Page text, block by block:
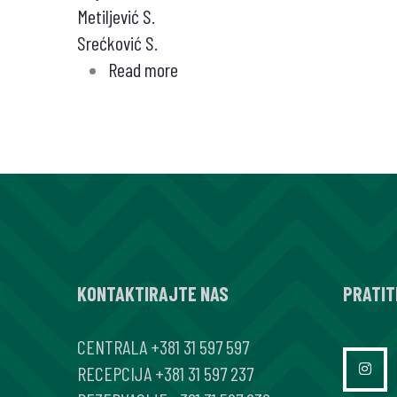
Metiljević S.
Srećković S.
Read more
KOD
NAS
KONTAKTIRAJTE NAS
CENTRALA+381 31 597 597
RECEPCIJA+381 31 597 237